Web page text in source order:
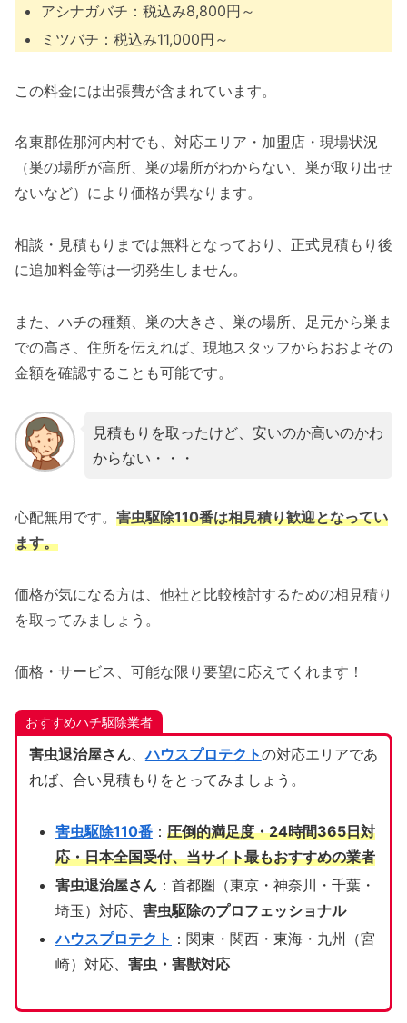
アシナガバチ：税込み8,800円～
ミツバチ：税込み11,000円～
この料金には出張費が含まれています。
名東郡佐那河内村でも、対応エリア・加盟店・現場状況
（巣の場所が高所、巣の場所がわからない、巣が取り出せ
ないなど）により価格が異なります。
相談・見積もりまでは無料となっており、正式見積もり後
に追加料金等は一切発生しません。
また、ハチの種類、巣の大きさ、巣の場所、足元から巣ま
での高さ、住所を伝えれば、現地スタッフからおおよその
金額を確認することも可能です。
見積もりを取ったけど、安いのか高いのかわ
からない・・・
心配無用です。 害虫駆除110番は相見積り歓迎となってい
ます。
価格が気になる方は、他社と比較検討するための相見積り
を取ってみましょう。
価格・サービス、可能な限り要望に応えてくれます！
おすすめハチ駆除業者
害虫退治屋さん、ハウスプロテクトの対応エリアであ
れば、合い見積もりをとってみましょう。
害虫駆除110番： 圧倒的満足度・24時間365日対
応・日本全国受付、当サイト最もおすすめの業者
害虫退治屋さん：首都圏（東京・神奈川・千葉・
埼玉）対応、 害虫駆除のプロフェッショナル
ハウスプロテクト ：関東・関西・東海・九州（宮
崎）対応、 害虫・害獣対応